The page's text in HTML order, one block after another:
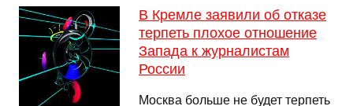
В Кремле заявили об отказе
терпеть плохое отношение
Запада к журналистам
России
Москва больше не будет терпеть